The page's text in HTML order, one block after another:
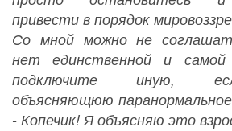
привести в порядок
Со мной можно не
нет единственной и самой
подключите иную,
объясняющюю
- Копечик! Я объясняю это